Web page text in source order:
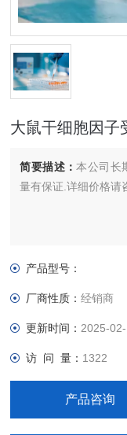
大鼠干细胞因子
简要描述：本公司长
量有保证.详细价格请
产品型号：
厂商性质：经销商
更新时间： 2025-
访 问 量： 1322
产品咨询